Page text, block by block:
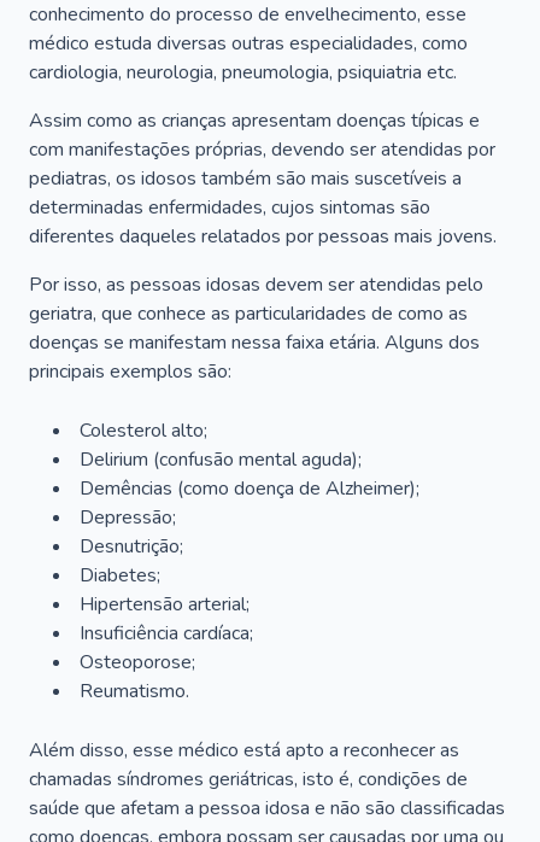
conhecimento do processo de envelhecimento, esse
médico estuda diversas outras especialidades, como
cardiologia, neurologia, pneumologia, psiquiatria etc.
Assim como as crianças apresentam doenças típicas e
com manifestações próprias, devendo ser atendidas por
pediatras, os idosos também são mais suscetíveis a
determinadas enfermidades, cujos sintomas são
diferentes daqueles relatados por pessoas mais jovens.
Por isso, as pessoas idosas devem ser atendidas pelo
geriatra, que conhece as particularidades de como as
doenças se manifestam nessa faixa etária. Alguns dos
principais exemplos são:
Colesterol alto;
Delirium (confusão mental aguda);
Demências (como doença de Alzheimer);
Depressão;
Desnutrição;
Diabetes;
Hipertensão arterial;
Insuficiência cardíaca;
Osteoporose;
Reumatismo.
Além disso, esse médico está apto a reconhecer as
chamadas síndromes geriátricas, isto é, condições de
saúde que afetam a pessoa idosa e não são classificadas